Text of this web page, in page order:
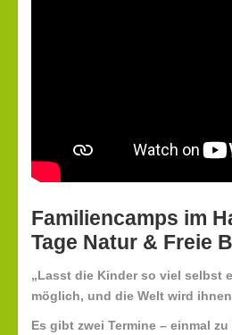
Familiencamps im
Tage Natur & Freie
„Lasst die Kinder so viel selbst
möglich, und die Welt wird
Es gibt zwei Termine – einmal